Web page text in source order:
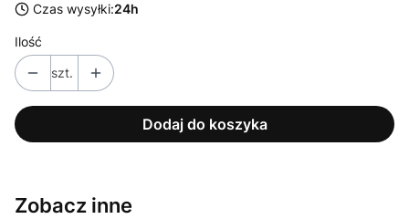
Czas wysyłki:24h
Ilość
szt.
Dodaj do koszyka
Zobacz inne